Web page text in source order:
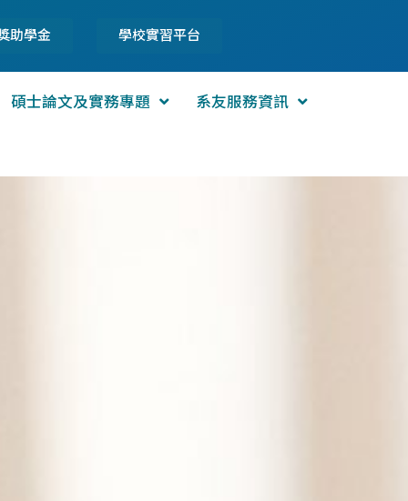
助學金 學校實習平台
碩士論文及實務專題 系友服務資訊